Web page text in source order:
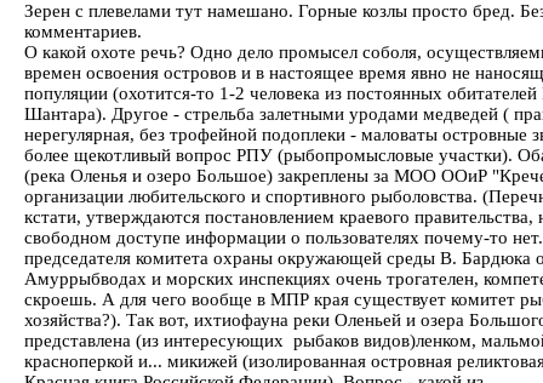
Зерен с плевелами тут намешано. Горные козлы просто бред.
комментариев.
О какой охоте речь? Одно дело промысел соболя,
времен освоения островов и в настоящее время явно не
популяции (охотится-то 1-2 человека из постоянных обитателей
Шантара). Другое - стрельба залетными уродами медведей (
нерегулярная, без трофейной подоплеки - маловаты островные
более щекотливый вопрос РПУ (рыбопромысловые участки).
(река Оленья и озеро Большое) закреплены за МОО ООиР
организации любительского и спортивного рыболовства.
кстати, утверждаются постановлением краевого правительства,
свободном доступе информации о пользователях почему-то
председателя комитета охраны окружающей среды В. Бардюка
Амуррыбводах и морских инспекциях очень трогателен,
скроешь. А для чего вообще в МПР края существует комитет
хозяйства?). Так вот, ихтиофауна реки Оленьей и озера
представлена (из интересующих рыбаков видов)ленком,
красноперкой и... микижей (изолированная островная